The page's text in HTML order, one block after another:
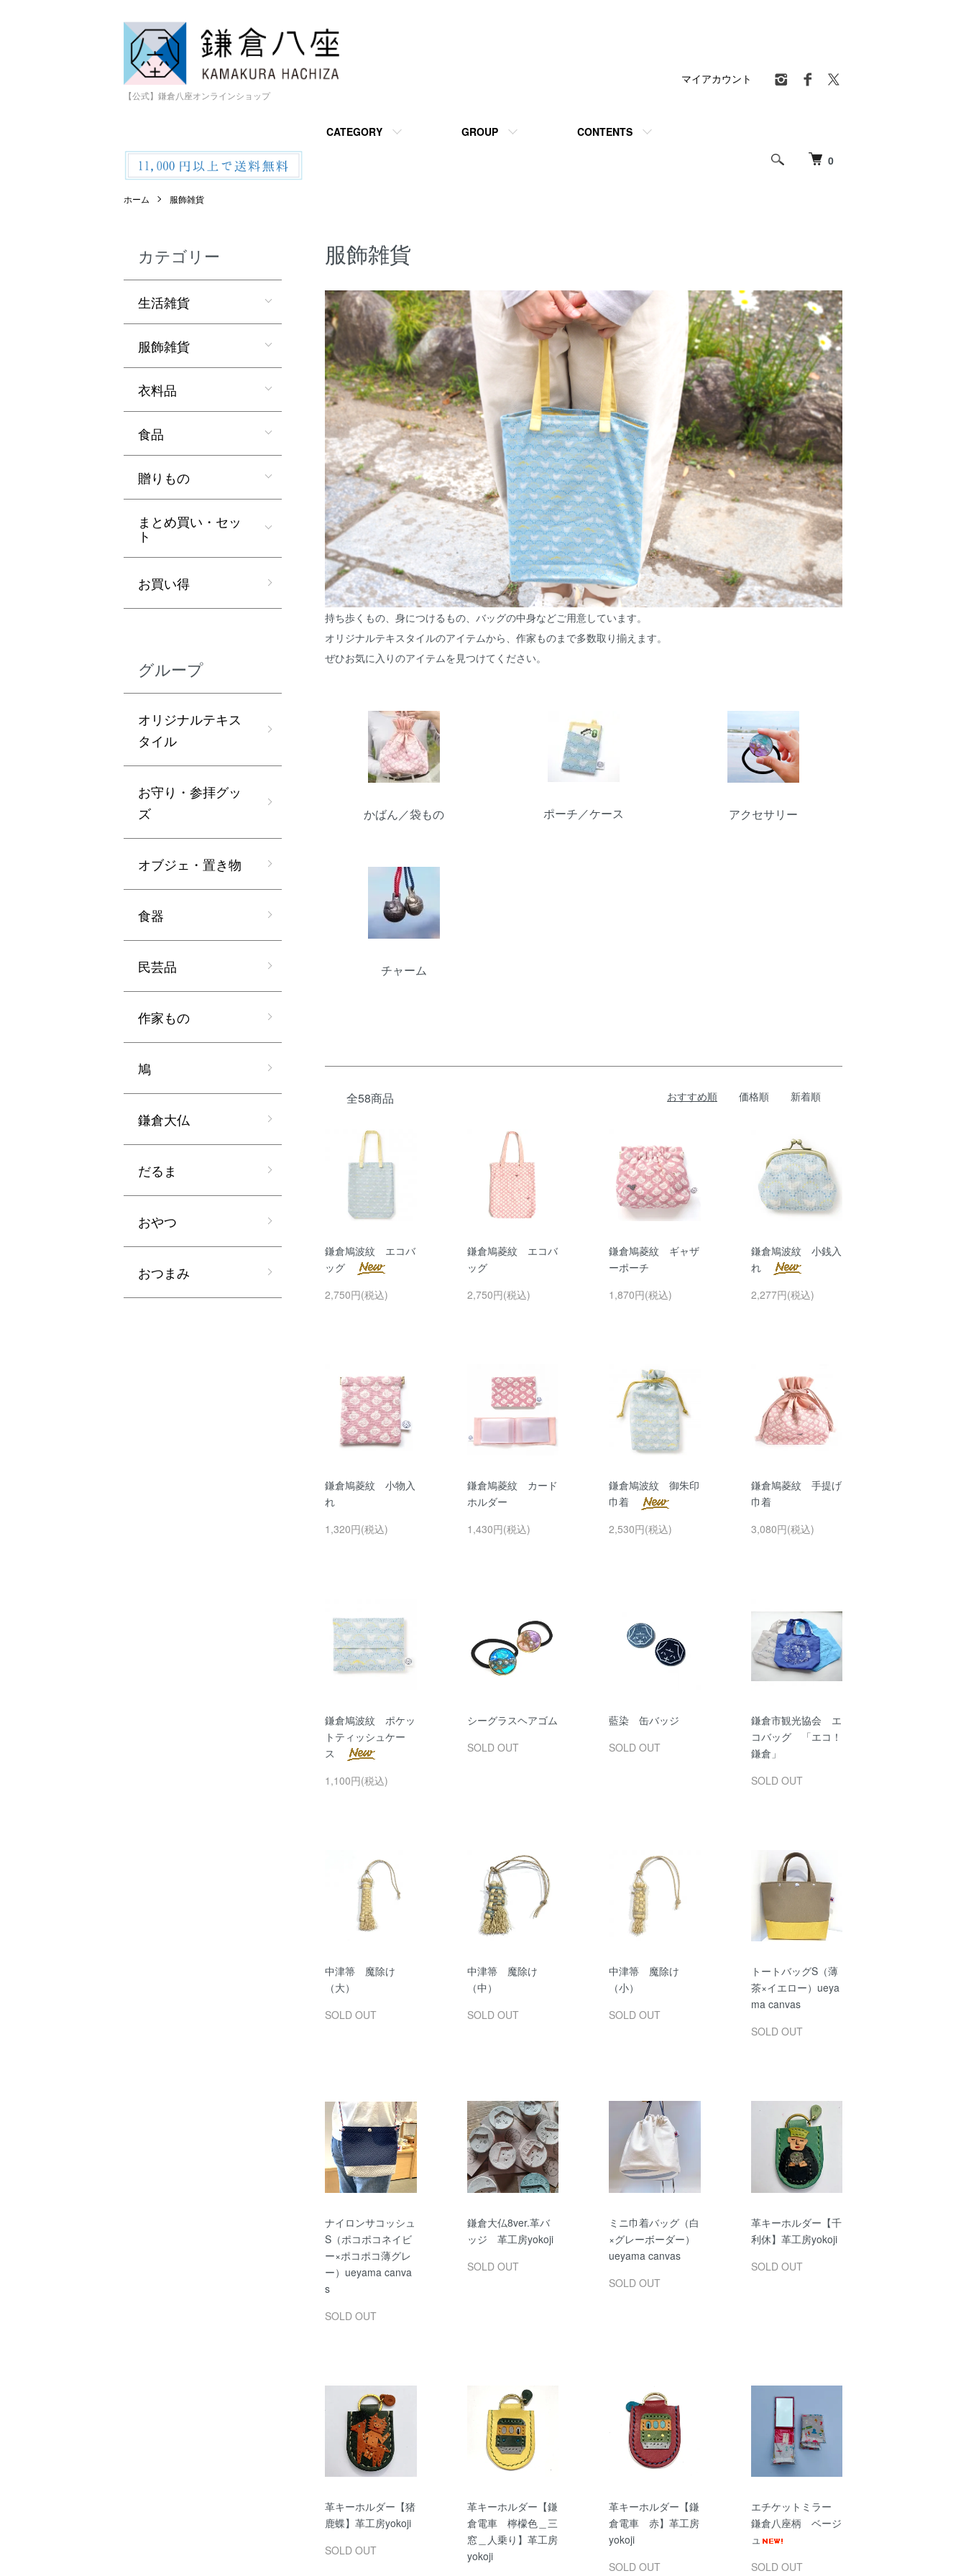
【公式】鎌倉八座オンラインショップ
0
CATEGORY GROUP CONTENTS
マイアカウント
ホーム 服飾雑貨
服飾雑貨
持ち歩くもの、身につけるもの、バッグの中身などご用意しています。
オリジナルテキスタイルのアイテムから、作家ものまで多数取り揃えます。
ぜひお気に入りのアイテムを見つけてください。
カテゴリー一覧
かばん／袋もの ポーチ／ケース アクセサリー
チャーム
全58商品 おすすめ順 価格順 新着順
鎌倉鳩波紋 エコバ
ッグ
2,750円(税込)
鎌倉鳩菱紋 エコバ
ッグ
2,750円(税込)
鎌倉鳩菱紋 ギャザ
ーポーチ
1,870円(税込)
鎌倉鳩波紋 小銭入
れ
2,277円(税込)
鎌倉鳩菱紋 小物入
れ
1,320円(税込)
鎌倉鳩菱紋 カード
ホルダー
1,430円(税込)
鎌倉鳩波紋 御朱印
巾着
2,530円(税込)
鎌倉鳩菱紋 手提げ
巾着
3,080円(税込)
鎌倉鳩波紋 ポケッ
トティッシュケー
ス
1,100円(税込)
シーグラスヘアゴム
SOLD OUT
藍染 缶バッジ
SOLD OUT
鎌倉市観光協会 エ
コバッグ 「エコ！
鎌倉」
SOLD OUT
中津箒 魔除け
（大）
SOLD OUT
中津箒 魔除け
（中）
SOLD OUT
中津箒 魔除け
（小）
SOLD OUT
トートバッグS（薄
茶×イエロー）ueya
ma canvas
SOLD OUT
ナイロンサコッシュ
S（ポコポコネイビ
ー×ポコポコ薄グレ
ー）ueyama canva
s
SOLD OUT
鎌倉大仏8ver.革バ
ッジ 革工房yokoji
SOLD OUT
ミニ巾着バッグ（白
×グレーボーダー）
ueyama canvas
SOLD OUT
革キーホルダー【千
利休】革工房yokoji
SOLD OUT
革キーホルダー【猪
鹿蝶】革工房yokoji
SOLD OUT
革キーホルダー【鎌
倉電車 檸檬色＿三
窓＿人乗り】革工房
yokoji
革キーホルダー【鎌
倉電車 赤】革工房
yokoji
SOLD OUT
エチケットミラー
鎌倉八座柄 ベージ
ュ
SOLD OUT
カテゴリー
生活雑貨
服飾雑貨
衣料品
食品
贈りもの
まとめ買い・セッ
ト
お買い得
グループ
オリジナルテキス
タイル
お守り・参拝グッ
ズ
オブジェ・置き物
食器
民芸品
作家もの
鳩
鎌倉大仏
だるま
おやつ
おつまみ